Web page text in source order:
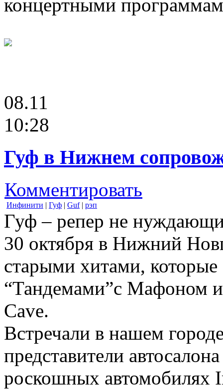
концертными
08.11
10:28
Гуф в Нижнем
Комментировать
Инфинити | Гуф | Guf| рэп
Гуф – репер не
30 октября в Нижний
старыми хитами,
“Тандемами”с Мафоном
Cave.
Встречали в нашем
представители
роскошных автомобилях